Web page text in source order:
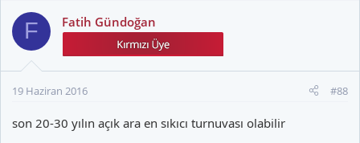
F Fatih Gündoğan
19 Haziran 2016 #88
son 20-30 yılın açık ara en sıkıcı turnuvası olabilir